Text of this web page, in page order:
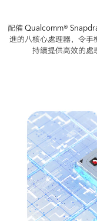
配備 Qualcomm®
進的八核心處理器，令手
持續提供高效的處